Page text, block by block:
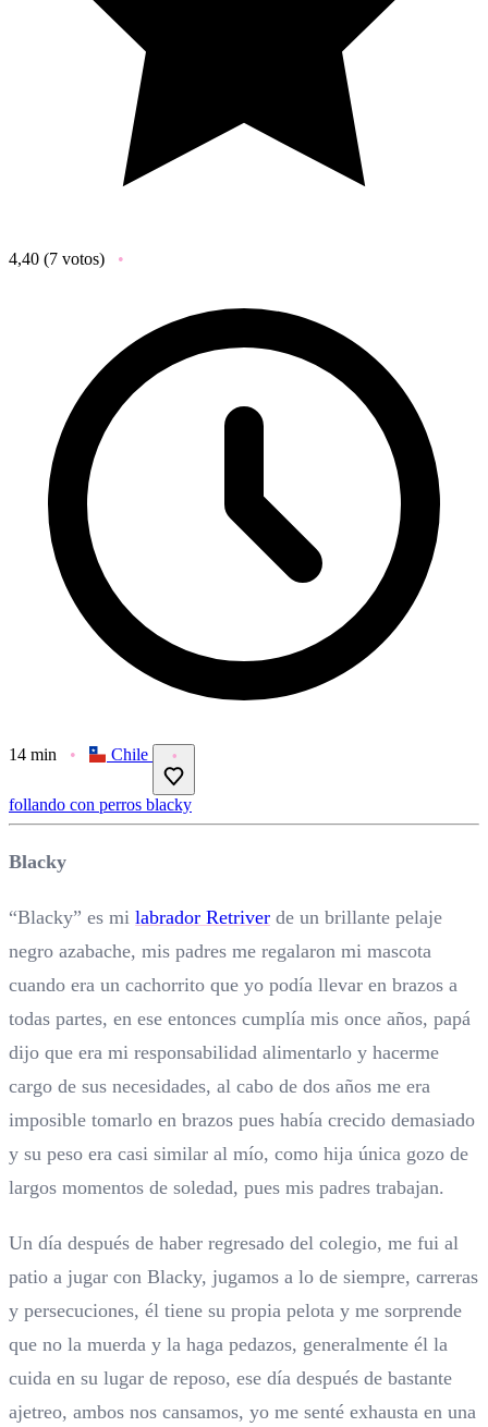
4,40 (7 votos)
14 min Chile
follando con perros blacky
Blacky
“Blacky” es mi labrador Retriver de un brillante pelaje
negro azabache, mis padres me regalaron mi mascota
cuando era un cachorrito que yo podía llevar en brazos a
todas partes, en ese entonces cumplía mis once años, papá
dijo que era mi responsabilidad alimentarlo y hacerme
cargo de sus necesidades, al cabo de dos años me era
imposible tomarlo en brazos pues había crecido demasiado
y su peso era casi similar al mío, como hija única gozo de
largos momentos de soledad, pues mis padres trabajan.
Un día después de haber regresado del colegio, me fui al
patio a jugar con Blacky, jugamos a lo de siempre, carreras
y persecuciones, él tiene su propia pelota y me sorprende
que no la muerda y la haga pedazos, generalmente él la
cuida en su lugar de reposo, ese día después de bastante
ajetreo, ambos nos cansamos, yo me senté exhausta en una